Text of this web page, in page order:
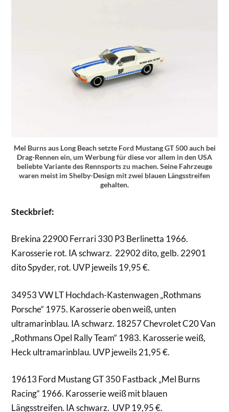
Mel Burns aus Long Beach setzte Ford Mustang GT 500 auch bei
Drag-Rennen ein, um Werbung für diese vor allem in den USA
beliebte Variante des Rennsports zu machen. Seine Fahrzeuge
waren meist im Shelby-Design mit zwei blauen Längsstreifen
gehalten.
Steckbrief:
Brekina 22900 Ferrari 330 P3 Berlinetta 1966.
Karosserie rot. IA schwarz. 22902 dito, gelb. 22901
dito Spyder, rot. UVP jeweils 19,95 €.
34953 VW LT Hochdach-Kastenwagen „Rothmans
Porsche“ 1975. Karosserie oben weiß, unten
ultramarinblau. IA schwarz. 18257 Chevrolet C20 Van
„Rothmans Opel Rally Team“ 1983. Karosserie weiß,
Heck ultramarinblau. UVP jeweils 21,95 €.
19613 Ford Mustang GT 350 Fastback „Mel Burns
Racing“ 1966. Karosserie weiß mit blauen
Längsstreifen. IA schwarz. UVP 19,95 €.